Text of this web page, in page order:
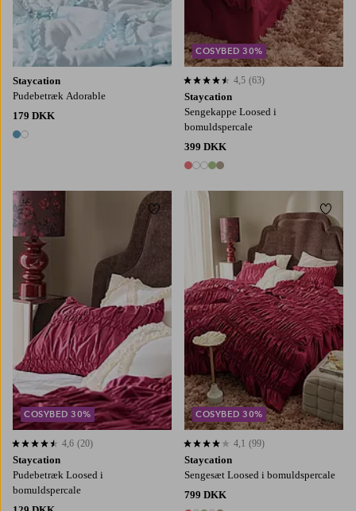
Staycation
Pudebetræk Adorable
179 DKK
2 farver
Staycation
Sengekappe Loosed i
bomuldspercale
399 DKK
5 farver
4,5 baseret på 63 bedømmelser
4,5 (63)
COSYBED 30%
Staycation
Pudebetræk Loosed i
bomuldspercale
4,6 baseret på 20 bedømmelser
4,6 (20)
COSYBED 30%
Tilføj til favoritter
50X6050X90
Staycation
Sengesæt Loosed i bomuldspercale
799 DKK
4,1 baseret på 99 bedømmelser
4,1 (99)
COSYBED 30%
220X220